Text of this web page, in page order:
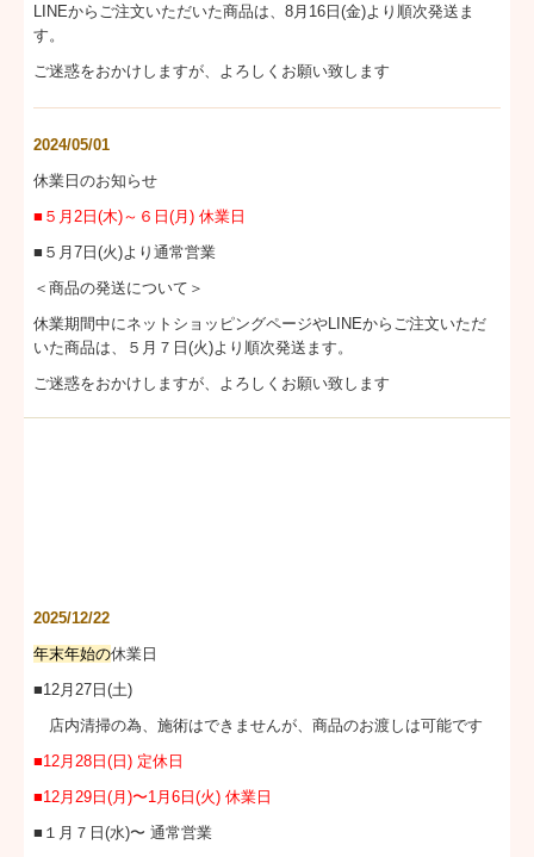
LINEからご注文いただいた商品は、8月16日(金)より順次発送ま
す。
ご迷惑をおかけしますが、よろしくお願い致します
2024/05/01
休業日のお知らせ
■５月2日(木)～６日(月) 休業日
■５月7日(火)より通常営業
＜商品の発送について＞
休業期間中にネットショッピングページやLINEからご注文いただ
いた商品は、５月７日(火)より順次発送ます。
ご迷惑をおかけしますが、よろしくお願い致します
2025/12/22
年末年始の休業日
■12月27日(土)
店内清掃の為、施術はできませんが、商品のお渡しは可能です
■12月28日(日) 定休日
■12月29日(月)〜1月6日(火) 休業日
■１月７日(水)〜 通常営業